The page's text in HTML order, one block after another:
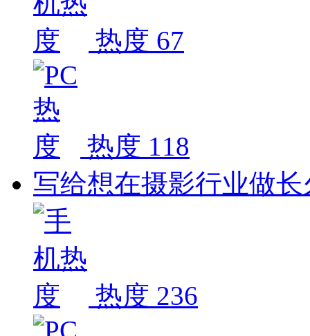
热度 67
热度 118
写给想在摄影行业做
热度 236